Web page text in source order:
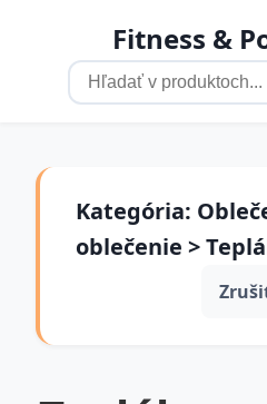
Fitness &
Kategória:
oblečenie >